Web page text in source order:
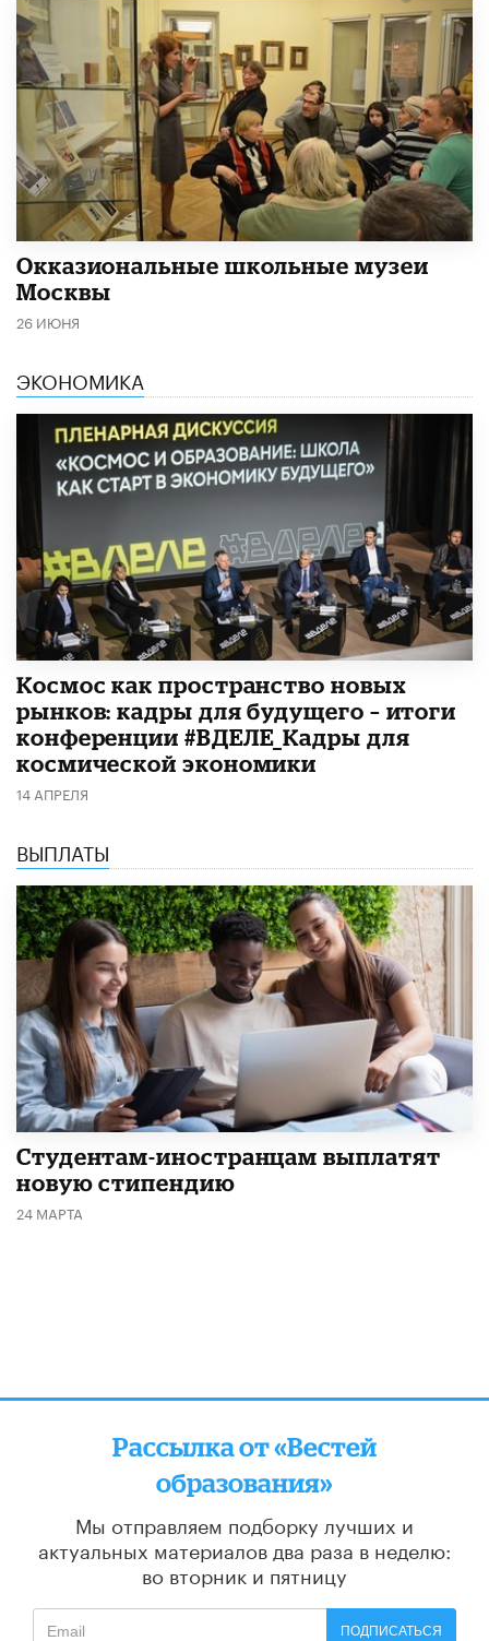
​Окказиональные школьные музеи
Москвы
26 ИЮНЯ
ЭКОНОМИКА
Космос как пространство новых
рынков: кадры для будущего – итоги
конференции #ВДЕЛЕ_Кадры для
космической экономики
14 АПРЕЛЯ
ВЫПЛАТЫ
Студентам-иностранцам выплатят
новую стипендию
24 МАРТА
Рассылка от «Вестей
образования»
Мы отправляем подборку лучших и
актуальных материалов два раза в неделю:
во вторник и пятницу
ПОДПИСАТЬСЯ